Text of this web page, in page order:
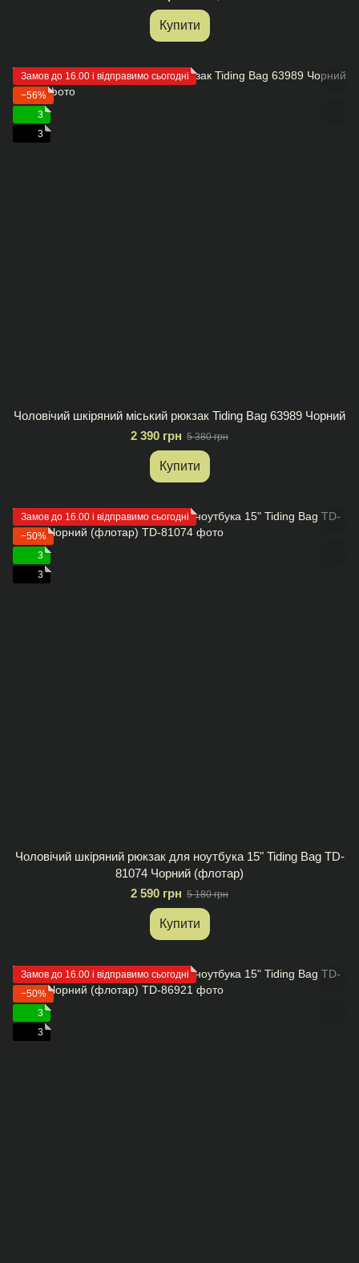
Купити
Замов до 16.00 і відправимо сьогодні
−56%
3
3
Чоловічий шкіряний міський рюкзак Tiding Bag 63989 Чорний
2 390 грн 5 380 грн
Купити
Замов до 16.00 і відправимо сьогодні
−50%
3
3
Чоловічий шкіряний рюкзак для ноутбука 15" Tiding Bag TD-
81074 Чорний (флотар)
2 590 грн 5 180 грн
Купити
Замов до 16.00 і відправимо сьогодні
−50%
3
3